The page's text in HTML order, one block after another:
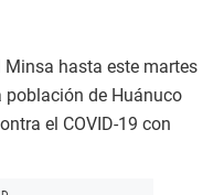
hasta este martes
población de Huánuco
el COVID-19 con